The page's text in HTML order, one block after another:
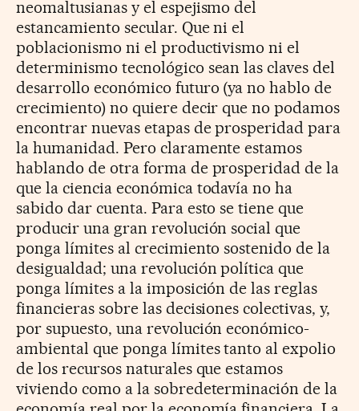
neomaltusianas y el espejismo del
estancamiento secular. Que ni el
poblacionismo ni el productivismo ni el
determinismo tecnológico sean las claves del
desarrollo económico futuro (ya no hablo de
crecimiento) no quiere decir que no podamos
encontrar nuevas etapas de prosperidad para
la humanidad. Pero claramente estamos
hablando de otra forma de prosperidad de la
que la ciencia económica todavía no ha
sabido dar cuenta. Para esto se tiene que
producir una gran revolución social que
ponga límites al crecimiento sostenido de la
desigualdad; una revolución política que
ponga límites a la imposición de las reglas
financieras sobre las decisiones colectivas, y,
por supuesto, una revolución económico-
ambiental que ponga límites tanto al expolio
de los recursos naturales que estamos
viviendo como a la sobredeterminación de la